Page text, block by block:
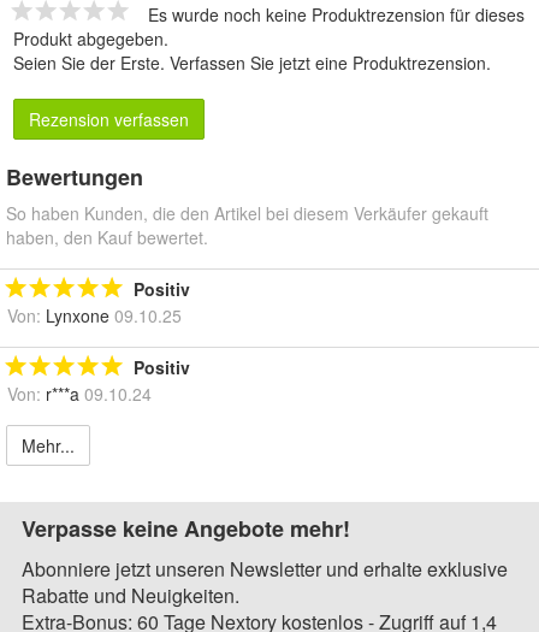
Es wurde noch keine Produktrezension für dieses
Produkt abgegeben.
Seien Sie der Erste. Verfassen Sie jetzt eine Produktrezension.
Rezension verfassen
Bewertungen
So haben Kunden, die den Artikel bei diesem Verkäufer gekauft
haben, den Kauf bewertet.
Positiv
Von: Lynxone 09.10.25
Positiv
Von: r***a 09.10.24
Mehr...
Verpasse keine Angebote mehr!
Abonniere jetzt unseren Newsletter und erhalte exklusive
Rabatte und Neuigkeiten.
Extra-Bonus: 60 Tage Nextory kostenlos - Zugriff auf 1,4